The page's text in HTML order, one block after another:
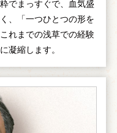
でまっすぐで、血気盛
、「一つひとつの形を
れまでの浅草での経験
凝縮します。